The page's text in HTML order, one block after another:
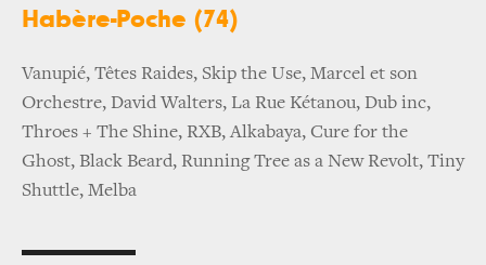
Habère-Poche (74)
Vanupié, Têtes Raides, Skip the Use, Marcel et son
Orchestre, David Walters, La Rue Kétanou, Dub inc,
Throes + The Shine, RXB, Alkabaya, Cure for the
Ghost, Black Beard, Running Tree as a New Revolt, Tiny
Shuttle, Melba